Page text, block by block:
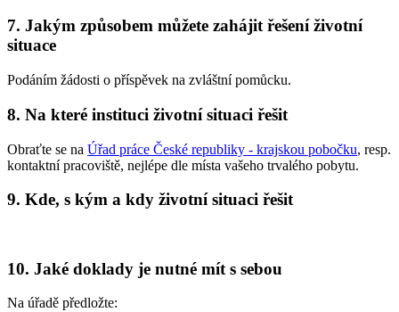
7. Jakým způsobem můžete zahájit řešení životní
situace
Podáním žádosti o příspěvek na zvláštní pomůcku.
8. Na které instituci životní situaci řešit
Obraťte se na Úřad práce České republiky - krajskou pobočku, resp.
kontaktní pracoviště, nejlépe dle místa vašeho trvalého pobytu.
9. Kde, s kým a kdy životní situaci řešit
10. Jaké doklady je nutné mít s sebou
Na úřadě předložte: